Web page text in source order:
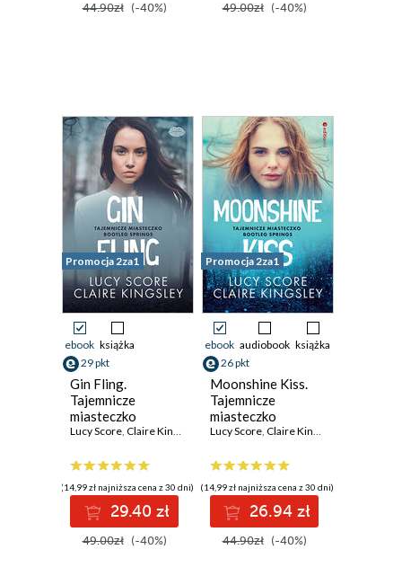
44.90zł (-40%) 49.00zł (-40%)
Promocja 2za1
ebook książka
29 pkt
Gin Fling.
Tajemnicze
miasteczko
Bootleg Springs
Lucy Score, Claire Kingsley
(14,99 zł najniższa cena z 30 dni)
29.40 zł
49.00zł (-40%)
Promocja 2za1
ebook audiobook książka
26 pkt
Moonshine Kiss.
Tajemnicze
miasteczko
Bootleg Springs
Lucy Score, Claire Kingsley
(14,99 zł najniższa cena z 30 dni)
26.94 zł
44.90zł (-40%)